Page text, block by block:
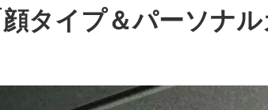
タイプ＆パーソナ